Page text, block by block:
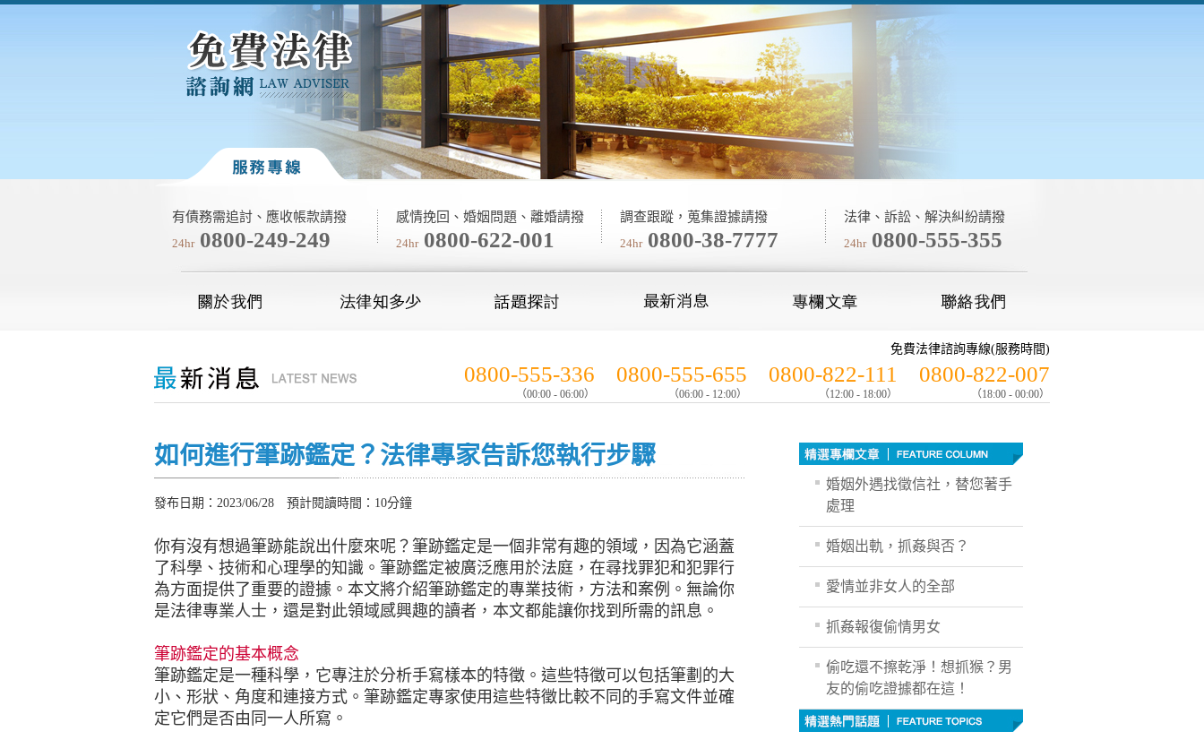
有債務需追討、應收帳款請撥
24hr 0800-249-249
感情挽回、婚姻問題、離婚請撥
24hr 0800-622-001
調查跟蹤，蒐集證據請撥
24hr 0800-38-7777
法律、訴訟、解決糾紛請撥
24hr 0800-555-355
免費法律諮詢專線(服務時間)
0800-555-336
（00:00 - 06:00）
0800-555-655
（06:00 - 12:00）
0800-822-111
（12:00 - 18:00）
0800-822-007
（18:00 - 00:00）
如何進行筆跡鑑定？法律專家告訴您執行步驟
發布日期：2023/06/28 預計閱讀時間：10分鐘
你有沒有想過筆跡能說出什麼來呢？筆跡鑑定是一個非常有趣的領域，因為它涵蓋
了科學、技術和心理學的知識。筆跡鑑定被廣泛應用於法庭，在尋找罪犯和犯罪行
為方面提供了重要的證據。本文將介紹筆跡鑑定的專業技術，方法和案例。無論你
是法律專業人士，還是對此領域感興趣的讀者，本文都能讓你找到所需的訊息。
筆跡鑑定的基本概念
筆跡鑑定是一種科學，它專注於分析手寫樣本的特徵。這些特徵可以包括筆劃的大
小、形狀、角度和連接方式。筆跡鑑定專家使用這些特徵比較不同的手寫文件並確
定它們是否由同一人所寫。
婚姻外遇找徵信社，替您著手
處理
婚姻出軌，抓姦與否？
愛情並非女人的全部
抓姦報復偷情男女
偷吃還不擦乾淨！想抓猴？男
友的偷吃證據都在這！